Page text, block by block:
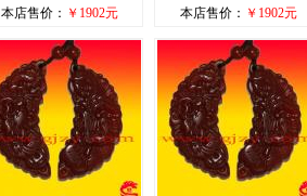
本店售价： ￥1902元
本店售价： ￥1902元